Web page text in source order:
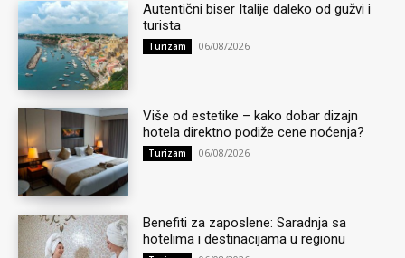
Autentični biser Italije daleko od gužvi i
turista
Turizam 06/08/2026
Više od estetike – kako dobar dizajn
hotela direktno podiže cene noćenja?
Turizam 06/08/2026
Benefiti za zaposlene: Saradnja sa
hotelima i destinacijama u regionu